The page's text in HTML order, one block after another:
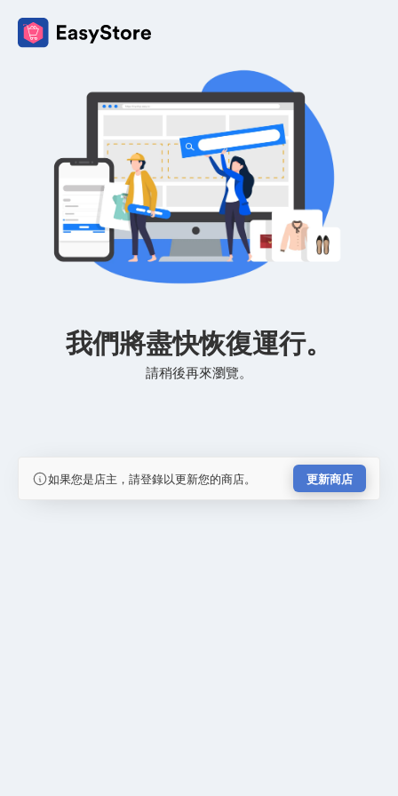
我們將盡快恢復運行。
請稍後再來瀏覽。
如果您是店主，請登錄以更新您的商店。 更新商店